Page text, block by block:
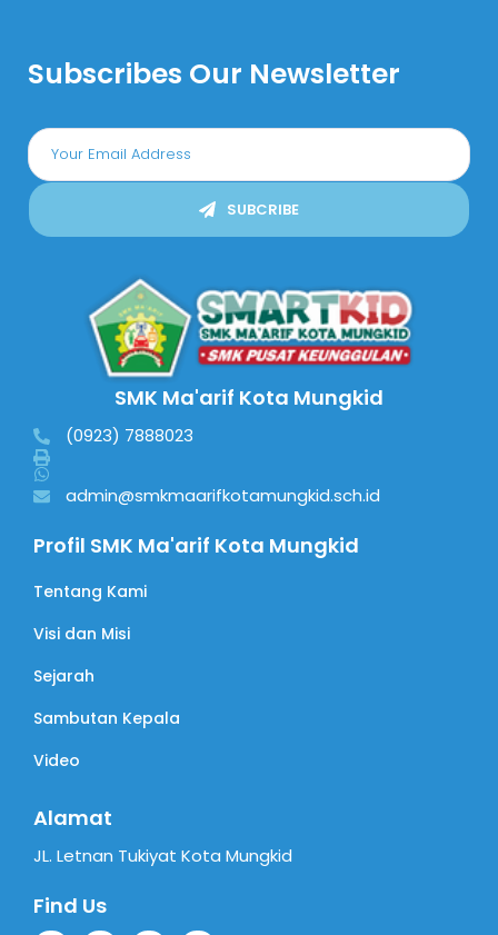
Subscribes Our Newsletter
SUBCRIBE
SMK Ma'arif Kota Mungkid
(0923) 7888023
admin@smkmaarifkotamungkid.sch.id
Profil SMK Ma'arif Kota Mungkid
Tentang Kami
Visi dan Misi
Sejarah
Sambutan Kepala
Video
Alamat
JL. Letnan Tukiyat Kota Mungkid
Find Us